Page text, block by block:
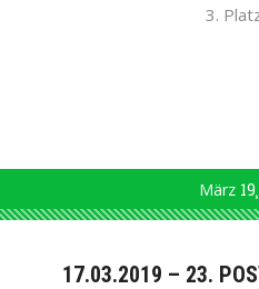
3.
März 19
17.03.2019 – 23.